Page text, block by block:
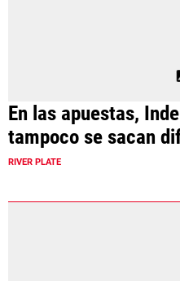
En las apuestas,
tampoco se sacan
RIVER PLATE